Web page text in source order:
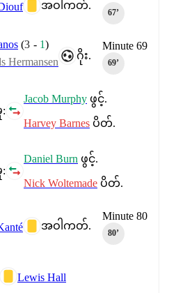
67‎’‎
အဝါကတ်.
Minute 69
69‎’‎
ဂိုး.
(3 - 1)
Jacob Murphy ဖွင့်.
Harvey Barnes ပိတ်.
Daniel Burn ဖွင့်.
Nick Woltemade ပိတ်.
Minute 80
80‎’‎
အဝါကတ်.
Lewis Hall